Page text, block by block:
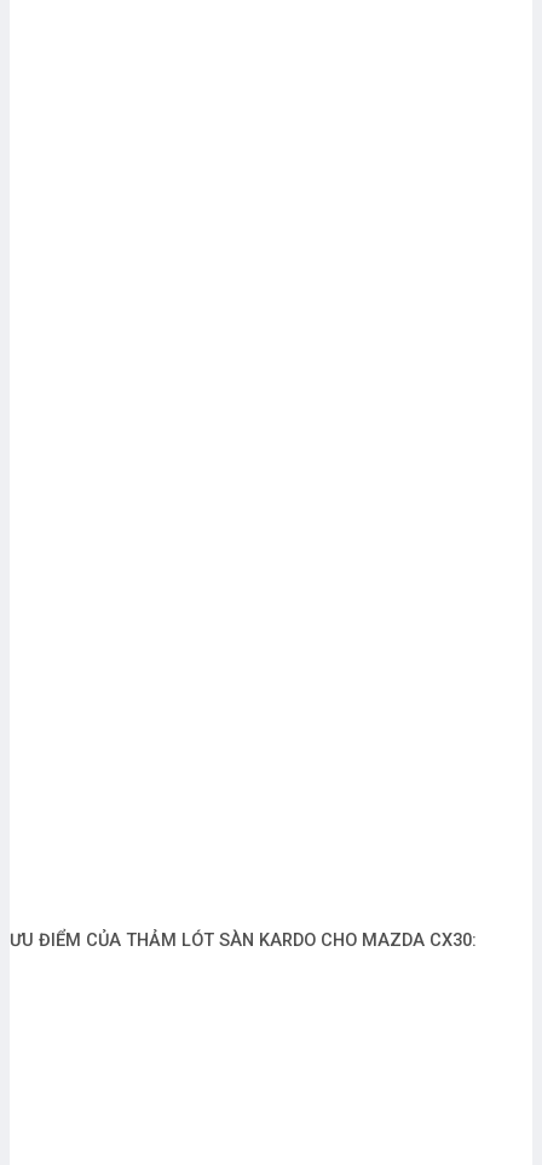
ƯU ĐIỂM CỦA THẢM LÓT SÀN KARDO CHO MAZDA CX30: